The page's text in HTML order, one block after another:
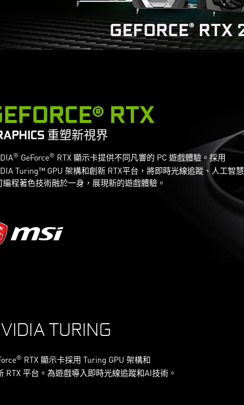
RTX
重塑新視界
® GeForce® RTX 顯示卡提供不同凡響的 PC 遊戲體驗。採用
Turing™ GPU 架構和創新 RTX平台，將即時光線追蹤、人工智慧
編程著色技術融於一身，展現新的遊戲體驗。
TURING
® RTX 顯示卡採用 Turing GPU 架構和
RTX 平台。為遊戲導入即時光線追蹤和AI技術。